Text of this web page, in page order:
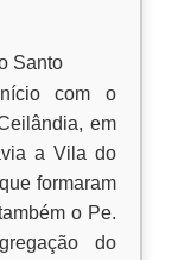
Santo
com o
em
a Vila do
formaram
o Pe.
do